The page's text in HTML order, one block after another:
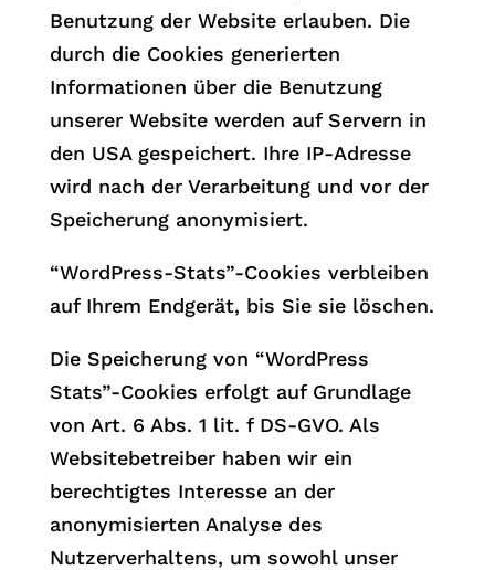
Benutzung der Website erlauben. Die
durch die Cookies generierten
Informationen über die Benutzung
unserer Website werden auf Servern in
den USA gespeichert. Ihre IP-Adresse
wird nach der Verarbeitung und vor der
Speicherung anonymisiert.
“WordPress-Stats”-Cookies verbleiben
auf Ihrem Endgerät, bis Sie sie löschen.
Die Speicherung von “WordPress
Stats”-Cookies erfolgt auf Grundlage
von Art. 6 Abs. 1 lit. f DS-GVO. Als
Websitebetreiber haben wir ein
berechtigtes Interesse an der
anonymisierten Analyse des
Nutzerverhaltens, um sowohl unser